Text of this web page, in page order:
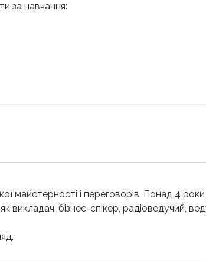
за навчання:
майстерності і переговорів. Понад 4
викладач, бізнес-спікер, радіоведучий,